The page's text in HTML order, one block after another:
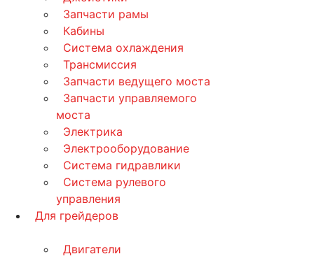
Запчасти рамы
Кабины
Система охлаждения
Трансмиссия
Запчасти ведущего моста
Запчасти управляемого
моста
Электрика
Электрооборудование
Система гидравлики
Система рулевого
управления
Для грейдеров
Двигатели